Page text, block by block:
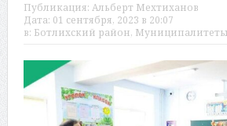
Публикация: Альберт Мехтиханов
Дата: 01 сентября, 2023 в 20:07
в: Ботлихский район, Муниципалитеты